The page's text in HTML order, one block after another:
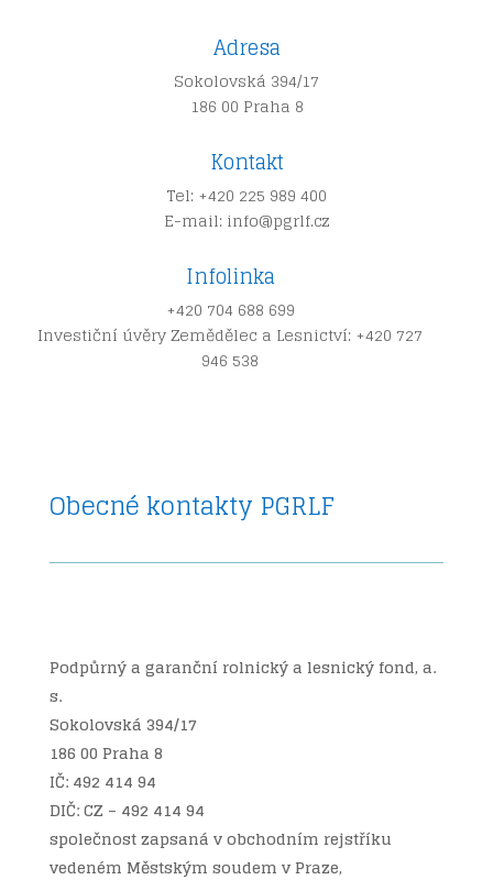
Adresa
Sokolovská 394/17
186 00 Praha 8
Kontakt
Tel: +420 225 989 400
E-mail: info@pgrlf.cz
Infolinka
+420 704 688 699
Investiční úvěry Zemědělec a Lesnictví: +420 727
946 538
Obecné kontakty PGRLF
Podpůrný a garanční rolnický a lesnický fond, a.
s.
Sokolovská 394/17
186 00 Praha 8
IČ: 492 414 94
DIČ: CZ – 492 414 94
společnost zapsaná v obchodním rejstříku
vedeném Městským soudem v Praze,